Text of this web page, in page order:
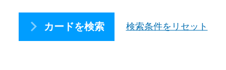
カードを検索 検索条件をリセット